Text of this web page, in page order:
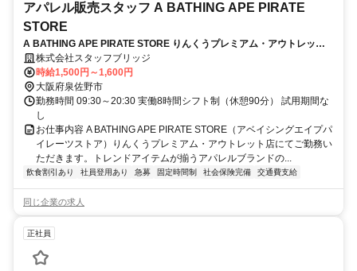
アパレル販売スタッフ A BATHING APE PIRATE
STORE
A BATHING APE PIRATE STORE りんくうプレミアム・アウトレット
店/アパレル販売スタッフ/20代～30代の登録者比率約85％！/正社員登用
あり/泉佐野市/お仕事No245379
株式会社スタッフブリッジ
時給1,500円～1,600円
大阪府泉佐野市
勤務時間 09:30～20:30 実働8時間シフト制（休憩90分） 試用期間な
し
お仕事内容 A BATHING APE PIRATE STORE（アベイシングエイプパ
イレーツストア）りんくうプレミアム・アウトレット店にてご勤務い
ただきます。トレンドアイテムが揃うアパレルブランドの...
飲食割引あり 社員登用あり 急募 固定時間制 社会保険完備 交通費支給
同じ企業の求人
正社員